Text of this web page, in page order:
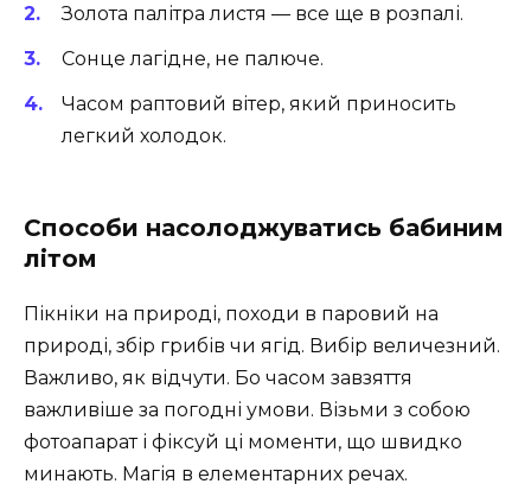
Золота палітра листя — все ще в розпалі.
Сонце лагідне, не палюче.
Часом раптовий вітер, який приносить
легкий холодок.
Способи насолоджуватись бабиним
літом
Пікніки на природі, походи в паровий на
природі, збір грибів чи ягід. Вибір величезний.
Важливо, як відчути. Бо часом завзяття
важливіше за погодні умови. Візьми з собою
фотоапарат і фіксуй ці моменти, що швидко
минають. Магія в елементарних речах.